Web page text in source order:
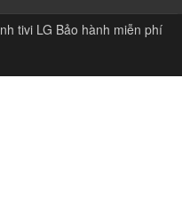
tivi LG Bảo hành miễn phí